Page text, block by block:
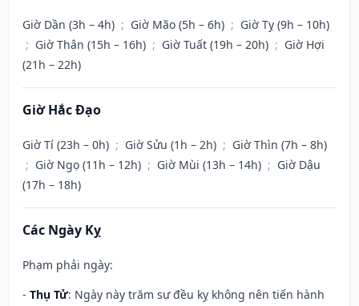
Giờ Dần (3h – 4h) ; Giờ Mão (5h – 6h) ; Giờ Tỵ (9h – 10h)
; Giờ Thân (15h – 16h) ; Giờ Tuất (19h – 20h) ; Giờ Hợi
(21h – 22h)
Giờ Hắc Đạo
Giờ Tí (23h – 0h) ; Giờ Sửu (1h – 2h) ; Giờ Thìn (7h – 8h)
; Giờ Ngọ (11h – 12h) ; Giờ Mùi (13h – 14h) ; Giờ Dậu
(17h – 18h)
Các Ngày Kỵ
Phạm phải ngày:
- Thụ Tử: Ngày này trăm sự đều kỵ không nên tiến hành